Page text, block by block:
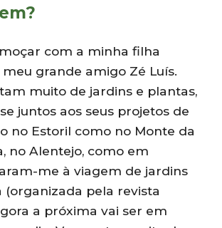
com a minha filha
grande amigo Zé Luís.
muito de jardins e plantas,
juntos aos seus projetos de
no Estoril como no Monte da
no Alentejo, como em
me à viagem de jardins
(organizada pela revista
a próxima vai ser em